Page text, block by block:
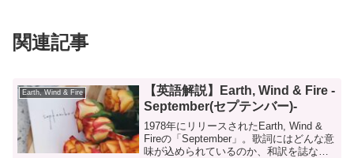
関連記事
Earth, Wind & Fire
【英語解説】Earth, Wind & Fire -
September(セプテンバー)-
1978年にリリースされたEarth, Wind &
Fireの「September」。歌詞にはどんな意
味が込められているのか、和訳を誌なが